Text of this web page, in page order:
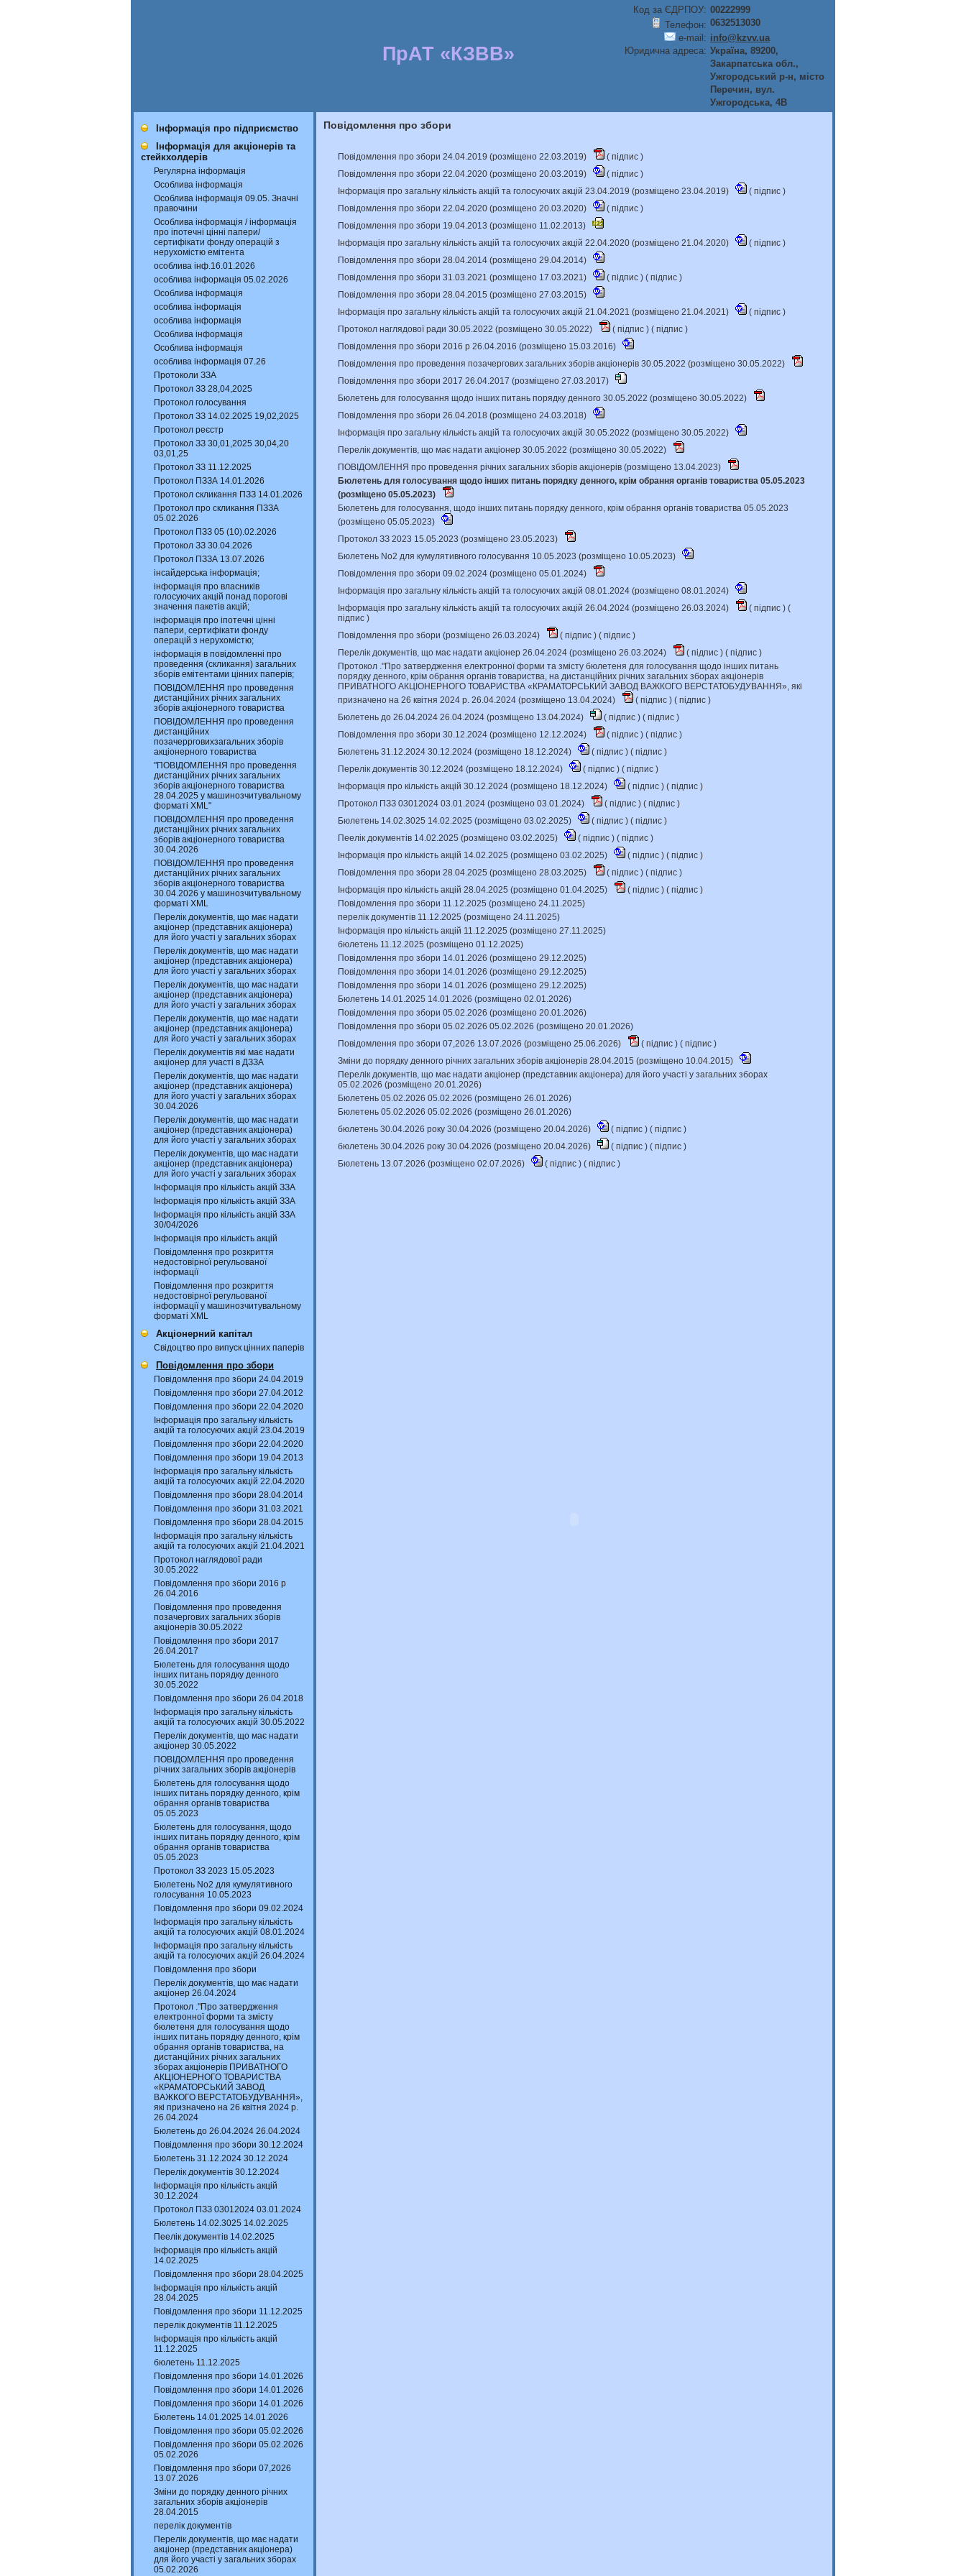
ПрАТ «КЗВВ»
Код за ЄДРПОУ: 00222999
Телефон: 0632513030
e-mail: info@kzvv.ua
Юридична адреса: Україна, 89200,
Закарпатська обл.,
Ужгородський р-н, мiсто
Перечин, вул.
Ужгородська, 4В
Інформація про підприємство
Інформація для акціонерів та
стейкхолдерів
Регулярна інформація
Особлива інформація
Особлива інформація 09.05. Значні
правочини
Особлива інформація / інформація
про іпотечні цінні папери/
сертифікати фонду операцій з
нерухомістю емітента
особлива інф.16.01.2026
особлива інформація 05.02.2026
Особлива інформація
особлива інформація
особлива інформація
Особлива інформація
Особлива інформація
особлива інформація 07.26
Протоколи ЗЗА
Протокол ЗЗ 28,04,2025
Протокол голосування
Протокол ЗЗ 14.02.2025 19,02,2025
Протокол реєстр
Протокол ЗЗ 30,01,2025 30,04,20
03,01,25
Протокол ЗЗ 11.12.2025
Протокол ПЗЗА 14.01.2026
Протокол скликання ПЗЗ 14.01.2026
Протокол про скликання ПЗЗА
05.02.2026
Протокол ПЗЗ 05 (10).02.2026
Протокол ЗЗ 30.04.2026
Протокол ПЗЗА 13.07.2026
інсайдерська інформація;
інформація про власників
голосуючих акцій понад порогові
значення пакетів акцій;
інформація про іпотечні цінні
папери, сертифікати фонду
операцій з нерухомістю;
інформація в повідомленні про
проведення (скликання) загальних
зборів емітентами цінних паперів;
ПОВІДОМЛЕННЯ про проведення
дистанційних річних загальних
зборів акціонерного товариства
ПОВІДОМЛЕННЯ про проведення
дистанційних
позачеррговихзагальних зборів
акціонерного товариства
"ПОВІДОМЛЕННЯ про проведення
дистанційних річних загальних
зборів акціонерного товариства
28.04.2025 у машинозчитувальному
форматі XML"
ПОВІДОМЛЕННЯ про проведення
дистанційних річних загальних
зборів акціонерного товариства
30.04.2026
ПОВІДОМЛЕННЯ про проведення
дистанційних річних загальних
зборів акціонерного товариства
30.04.2026 у машинозчитувальному
форматі XML
Перелік документів, що має надати
акціонер (представник акціонера)
для його участі у загальних зборах
Перелік документів, що має надати
акціонер (представник акціонера)
для його участі у загальних зборах
Перелік документів, що має надати
акціонер (представник акціонера)
для його участі у загальних зборах
Перелік документів, що має надати
акціонер (представник акціонера)
для його участі у загальних зборах
Перелік документів які має надати
акціонер для участі в ДЗЗА
Перелік документів, що має надати
акціонер (представник акціонера)
для його участі у загальних зборах
30.04.2026
Перелік документів, що має надати
акціонер (представник акціонера)
для його участі у загальних зборах
Перелік документів, що має надати
акціонер (представник акціонера)
для його участі у загальних зборах
Інформація про кількість акцій ЗЗА
Інформація про кількість акцій ЗЗА
Інформація про кількість акцій ЗЗА
30/04/2026
Інформація про кількість акцій
Повідомлення про розкриття
недостовірної регульованої
інформації
Повідомлення про розкриття
недостовірної регульованої
інформації у машинозчитувальному
форматі XML
Акціонерний капітал
Свідоцтво про випуск цінних паперів
Повідомлення про збори
Повідомлення про збори 24.04.2019
Повідомлення про збори 27.04.2012
Повідомлення про збори 22.04.2020
Інформація про загальну кількість
акцій та голосуючих акцій 23.04.2019
Повідомлення про збори 22.04.2020
Повідомлення про збори 19.04.2013
Інформація про загальну кількість
акцій та голосуючих акцій 22.04.2020
Повідомлення про збори 28.04.2014
Повідомлення про збори 31.03.2021
Повідомлення про збори 28.04.2015
Інформація про загальну кількість
акцій та голосуючих акцій 21.04.2021
Протокол наглядової ради
30.05.2022
Повідомлення про збори 2016 р
26.04.2016
Повідомлення про проведення
позачергових загальних зборів
акціонерів 30.05.2022
Повідомлення про збори 2017
26.04.2017
Бюлетень для голосування щодо
інших питань порядку денного
30.05.2022
Повідомлення про збори 26.04.2018
Інформація про загальну кількість
акцій та голосуючих акцій 30.05.2022
Перелік документів, що має надати
акціонер 30.05.2022
ПОВІДОМЛЕННЯ про проведення
річних загальних зборів акціонерів
Бюлетень для голосування щодо
інших питань порядку денного, крім
обрання органів товариства
05.05.2023
Бюлетень для голосування, щодо
інших питань порядку денного, крім
обрання органів товариства
05.05.2023
Протокол ЗЗ 2023 15.05.2023
Бюлетень No2 для кумулятивного
голосування 10.05.2023
Повідомлення про збори 09.02.2024
Інформація про загальну кількість
акцій та голосуючих акцій 08.01.2024
Інформація про загальну кількість
акцій та голосуючих акцій 26.04.2024
Повідомлення про збори
Перелік документів, що має надати
акціонер 26.04.2024
Протокол ."Про затвердження
електронної форми та змісту
бюлетеня для голосування щодо
інших питань порядку денного, крім
обрання органів товариства, на
дистанційних річних загальних
зборах акціонерів ПРИВАТНОГО
АКЦІОНЕРНОГО ТОВАРИСТВА
«КРАМАТОРСЬКИЙ ЗАВОД
ВАЖКОГО ВЕРСТАТОБУДУВАННЯ»,
які призначено на 26 квітня 2024 р.
26.04.2024
Бюлетень до 26.04.2024 26.04.2024
Повідомлення про збори 30.12.2024
Бюлетень 31.12.2024 30.12.2024
Перелік документів 30.12.2024
Інформація про кількість акцій
30.12.2024
Протокол ПЗЗ 03012024 03.01.2024
Бюлетень 14.02.3025 14.02.2025
Пеелік документів 14.02.2025
Інформація про кількість акцій
14.02.2025
Повідомлення про збори 28.04.2025
Інформація про кількість акцій
28.04.2025
Повідомлення про збори 11.12.2025
перелік документів 11.12.2025
Інформація про кількість акцій
11.12.2025
бюлетень 11.12.2025
Повідомлення про збори 14.01.2026
Повідомлення про збори 14.01.2026
Повідомлення про збори 14.01.2026
Бюлетень 14.01.2025 14.01.2026
Повідомлення про збори 05.02.2026
Повідомлення про збори 05.02.2026
05.02.2026
Повідомлення про збори 07,2026
13.07.2026
Зміни до порядку денного річних
загальних зборів акціонерів
28.04.2015
перелік документів
Перелік документів, що має надати
акціонер (представник акціонера)
для його участі у загальних зборах
05.02.2026
Повідомлення про збори
Повідомлення про збори 24.04.2019 (розміщено 22.03.2019) ( підпис )
Повідомлення про збори 22.04.2020 (розміщено 20.03.2019)
( підпис )
Інформація про загальну кількість акцій та голосуючих акцій 23.04.2019 (розміщено 23.04.2019)
( підпис )
Повідомлення про збори 22.04.2020 (розміщено 20.03.2020)
( підпис )
Повідомлення про збори 19.04.2013 (розміщено 11.02.2013)
Інформація про загальну кількість акцій та голосуючих акцій 22.04.2020 (розміщено 21.04.2020)
( підпис )
Повідомлення про збори 28.04.2014 (розміщено 29.04.2014)
Повідомлення про збори 31.03.2021 (розміщено 17.03.2021)
( підпис ) ( підпис )
Повідомлення про збори 28.04.2015 (розміщено 27.03.2015)
Інформація про загальну кількість акцій та голосуючих акцій 21.04.2021 (розміщено 21.04.2021)
( підпис )
Протокол наглядової ради 30.05.2022 (розміщено 30.05.2022)
( підпис ) ( підпис )
Повідомлення про збори 2016 р 26.04.2016 (розміщено 15.03.2016)
Повідомлення про проведення позачергових загальних зборів акціонерів 30.05.2022 (розміщено 30.05.2022)
Повідомлення про збори 2017 26.04.2017 (розміщено 27.03.2017)
Бюлетень для голосування щодо інших питань порядку денного 30.05.2022 (розміщено 30.05.2022)
Повідомлення про збори 26.04.2018 (розміщено 24.03.2018)
Інформація про загальну кількість акцій та голосуючих акцій 30.05.2022 (розміщено 30.05.2022)
Перелік документів, що має надати акціонер 30.05.2022 (розміщено 30.05.2022)
ПОВІДОМЛЕННЯ про проведення річних загальних зборів акціонерів (розміщено 13.04.2023)
Бюлетень для голосування щодо інших питань порядку денного, крім обрання органів товариства 05.05.2023
(розміщено 05.05.2023)
Бюлетень для голосування, щодо інших питань порядку денного, крім обрання органів товариства 05.05.2023
(розміщено 05.05.2023)
Протокол ЗЗ 2023 15.05.2023 (розміщено 23.05.2023)
Бюлетень No2 для кумулятивного голосування 10.05.2023 (розміщено 10.05.2023)
Повідомлення про збори 09.02.2024 (розміщено 05.01.2024)
Інформація про загальну кількість акцій та голосуючих акцій 08.01.2024 (розміщено 08.01.2024)
Інформація про загальну кількість акцій та голосуючих акцій 26.04.2024 (розміщено 26.03.2024)
( підпис ) (
підпис )
Повідомлення про збори (розміщено 26.03.2024)
( підпис ) ( підпис )
Перелік документів, що має надати акціонер 26.04.2024 (розміщено 26.03.2024)
( підпис ) ( підпис )
Протокол ."Про затвердження електронної форми та змісту бюлетеня для голосування щодо інших питань
порядку денного, крім обрання органів товариства, на дистанційних річних загальних зборах акціонерів
ПРИВАТНОГО АКЦІОНЕРНОГО ТОВАРИСТВА «КРАМАТОРСЬКИЙ ЗАВОД ВАЖКОГО ВЕРСТАТОБУДУВАННЯ», які
призначено на 26 квітня 2024 р. 26.04.2024 (розміщено 13.04.2024)
( підпис ) ( підпис )
Бюлетень до 26.04.2024 26.04.2024 (розміщено 13.04.2024)
( підпис ) ( підпис )
Повідомлення про збори 30.12.2024 (розміщено 12.12.2024)
( підпис ) ( підпис )
Бюлетень 31.12.2024 30.12.2024 (розміщено 18.12.2024)
( підпис ) ( підпис )
Перелік документів 30.12.2024 (розміщено 18.12.2024)
( підпис ) ( підпис )
Інформація про кількість акцій 30.12.2024 (розміщено 18.12.2024)
( підпис ) ( підпис )
Протокол ПЗЗ 03012024 03.01.2024 (розміщено 03.01.2024)
( підпис ) ( підпис )
Бюлетень 14.02.3025 14.02.2025 (розміщено 03.02.2025)
( підпис ) ( підпис )
Пеелік документів 14.02.2025 (розміщено 03.02.2025)
( підпис ) ( підпис )
Інформація про кількість акцій 14.02.2025 (розміщено 03.02.2025)
( підпис ) ( підпис )
Повідомлення про збори 28.04.2025 (розміщено 28.03.2025)
( підпис ) ( підпис )
Інформація про кількість акцій 28.04.2025 (розміщено 01.04.2025)
( підпис ) ( підпис )
Повідомлення про збори 11.12.2025 (розміщено 24.11.2025)
перелік документів 11.12.2025 (розміщено 24.11.2025)
Інформація про кількість акцій 11.12.2025 (розміщено 27.11.2025)
бюлетень 11.12.2025 (розміщено 01.12.2025)
Повідомлення про збори 14.01.2026 (розміщено 29.12.2025)
Повідомлення про збори 14.01.2026 (розміщено 29.12.2025)
Повідомлення про збори 14.01.2026 (розміщено 29.12.2025)
Бюлетень 14.01.2025 14.01.2026 (розміщено 02.01.2026)
Повідомлення про збори 05.02.2026 (розміщено 20.01.2026)
Повідомлення про збори 05.02.2026 05.02.2026 (розміщено 20.01.2026)
Повідомлення про збори 07,2026 13.07.2026 (розміщено 25.06.2026)
( підпис ) ( підпис )
Зміни до порядку денного річних загальних зборів акціонерів 28.04.2015 (розміщено 10.04.2015)
Перелік документів, що має надати акціонер (представник акціонера) для його участі у загальних зборах
05.02.2026 (розміщено 20.01.2026)
Бюлетень 05.02.2026 05.02.2026 (розміщено 26.01.2026)
Бюлетень 05.02.2026 05.02.2026 (розміщено 26.01.2026)
бюлетень 30.04.2026 року 30.04.2026 (розміщено 20.04.2026)
( підпис ) ( підпис )
бюлетень 30.04.2026 року 30.04.2026 (розміщено 20.04.2026)
( підпис ) ( підпис )
Бюлетень 13.07.2026 (розміщено 02.07.2026)
( підпис ) ( підпис )